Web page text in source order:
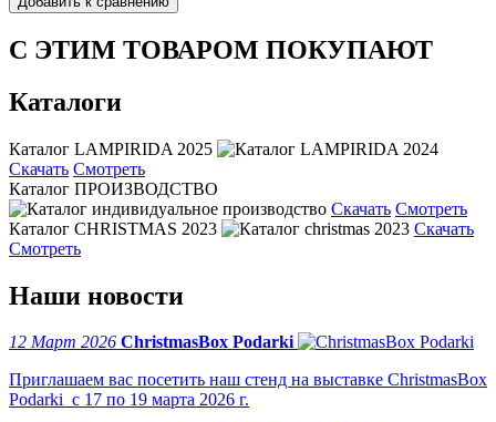
С ЭТИМ ТОВАРОМ ПОКУПАЮТ
Каталоги
Каталог LAMPIRIDA 2025
Скачать Смотреть
Каталог ПРОИЗВОДСТВО
Скачать Смотреть
Каталог CHRISTMAS 2023
Скачать
Смотреть
Наши новости
12 Март 2026 ChristmasBox Podarki
Приглашаем вас посетить наш стенд на выставке ChristmasBox
Podarki с 17 по 19 марта 2026 г.